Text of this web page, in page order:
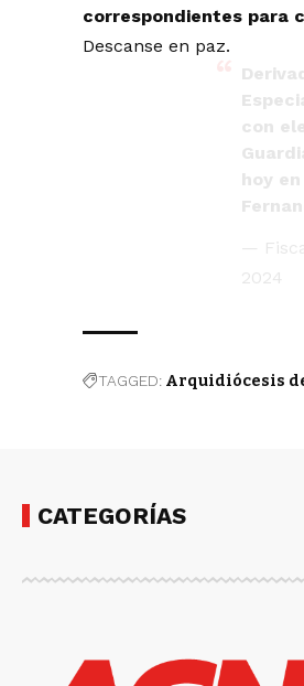
correspondientes para
Descanse en paz.
con
hoy
—
2024
TAGGED: Arquidiócesis
CATEGORÍAS